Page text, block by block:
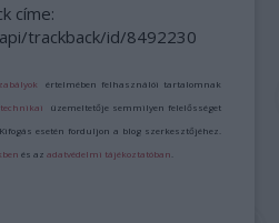
címe:
trackback/id/8492230
értelmében felhasználói tartalomnak
üzemeltetője semmilyen felelősséget
esetén forduljon a blog szerkesztőjéhez.
és azadatvédelmi tájékoztatóban